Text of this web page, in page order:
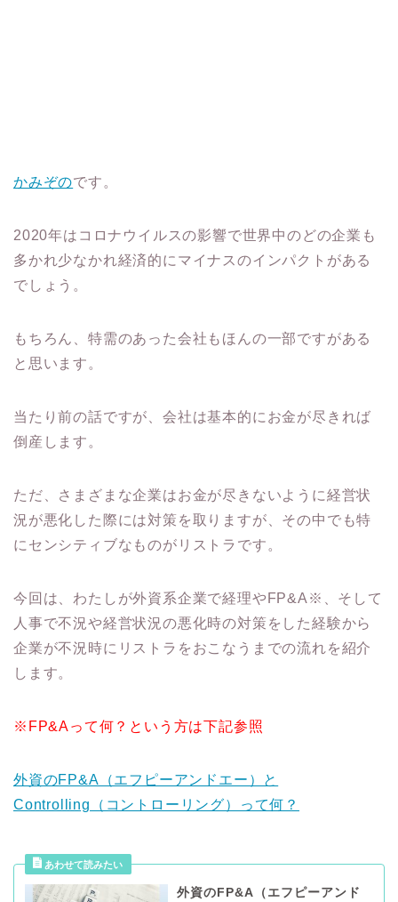
かみぞのです。
2020年はコロナウイルスの影響で世界中のどの企業も
多かれ少なかれ経済的にマイナスのインパクトがある
でしょう。
もちろん、特需のあった会社もほんの一部ですがある
と思います。
当たり前の話ですが、会社は基本的にお金が尽きれば
倒産します。
ただ、さまざまな企業はお金が尽きないように経営状
況が悪化した際には対策を取りますが、その中でも特
にセンシティブなものがリストラです。
今回は、わたしが外資系企業で経理やFP&A※、そして
人事で不況や経営状況の悪化時の対策をした経験から
企業が不況時にリストラをおこなうまでの流れを紹介
します。
※FP&Aって何？という方は下記参照
外資のFP&A（エフピーアンドエー）と
Controlling（コントローリング）って何？
外資のFP&A（エフピーアンド